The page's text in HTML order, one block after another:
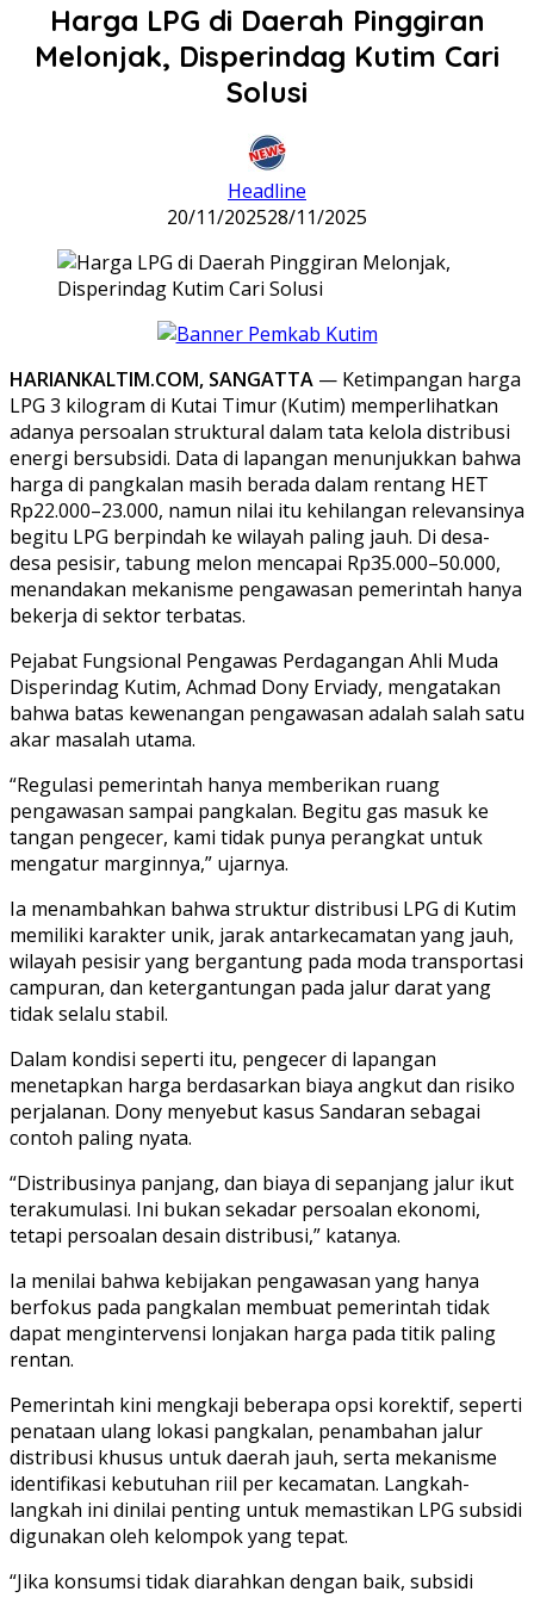
Harga LPG di Daerah Pinggiran
Melonjak, Disperindag Kutim Cari
Solusi
Headline
20/11/202528/11/2025
HARIANKALTIM.COM, SANGATTA — Ketimpangan harga
LPG 3 kilogram di Kutai Timur (Kutim) memperlihatkan
adanya persoalan struktural dalam tata kelola distribusi
energi bersubsidi. Data di lapangan menunjukkan bahwa
harga di pangkalan masih berada dalam rentang HET
Rp22.000–23.000, namun nilai itu kehilangan relevansinya
begitu LPG berpindah ke wilayah paling jauh. Di desa-
desa pesisir, tabung melon mencapai Rp35.000–50.000,
menandakan mekanisme pengawasan pemerintah hanya
bekerja di sektor terbatas.
Pejabat Fungsional Pengawas Perdagangan Ahli Muda
Disperindag Kutim, Achmad Dony Erviady, mengatakan
bahwa batas kewenangan pengawasan adalah salah satu
akar masalah utama.
“Regulasi pemerintah hanya memberikan ruang
pengawasan sampai pangkalan. Begitu gas masuk ke
tangan pengecer, kami tidak punya perangkat untuk
mengatur marginnya,” ujarnya.
Ia menambahkan bahwa struktur distribusi LPG di Kutim
memiliki karakter unik, jarak antarkecamatan yang jauh,
wilayah pesisir yang bergantung pada moda transportasi
campuran, dan ketergantungan pada jalur darat yang
tidak selalu stabil.
Dalam kondisi seperti itu, pengecer di lapangan
menetapkan harga berdasarkan biaya angkut dan risiko
perjalanan. Dony menyebut kasus Sandaran sebagai
contoh paling nyata.
“Distribusinya panjang, dan biaya di sepanjang jalur ikut
terakumulasi. Ini bukan sekadar persoalan ekonomi,
tetapi persoalan desain distribusi,” katanya.
Ia menilai bahwa kebijakan pengawasan yang hanya
berfokus pada pangkalan membuat pemerintah tidak
dapat mengintervensi lonjakan harga pada titik paling
rentan.
Pemerintah kini mengkaji beberapa opsi korektif, seperti
penataan ulang lokasi pangkalan, penambahan jalur
distribusi khusus untuk daerah jauh, serta mekanisme
identifikasi kebutuhan riil per kecamatan. Langkah-
langkah ini dinilai penting untuk memastikan LPG subsidi
digunakan oleh kelompok yang tepat.
“Jika konsumsi tidak diarahkan dengan baik, subsidi